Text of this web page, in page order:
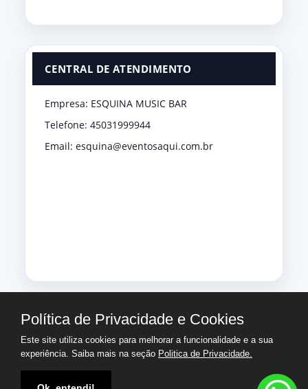
Política de Privacidade e Cookies
Este site utiliza cookies para melhorar a funcionalidade e a sua
experiência. Saiba mais na seção Politica de Privacidade.
CENTRAL DE ATENDIMENTO
Empresa: ESQUINA MUSIC BAR
Telefone: 45031999944
Email: esquina@eventosaqui.com.br